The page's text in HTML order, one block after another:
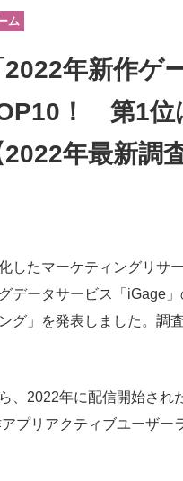
ト
話題
ム
2022年新作
！ 第1位
2022年最新調
したマーケティングリサ
データサービス「iGage
グ」を発表しました。調
、2022年に配信開始され
プリアクティブユーザ